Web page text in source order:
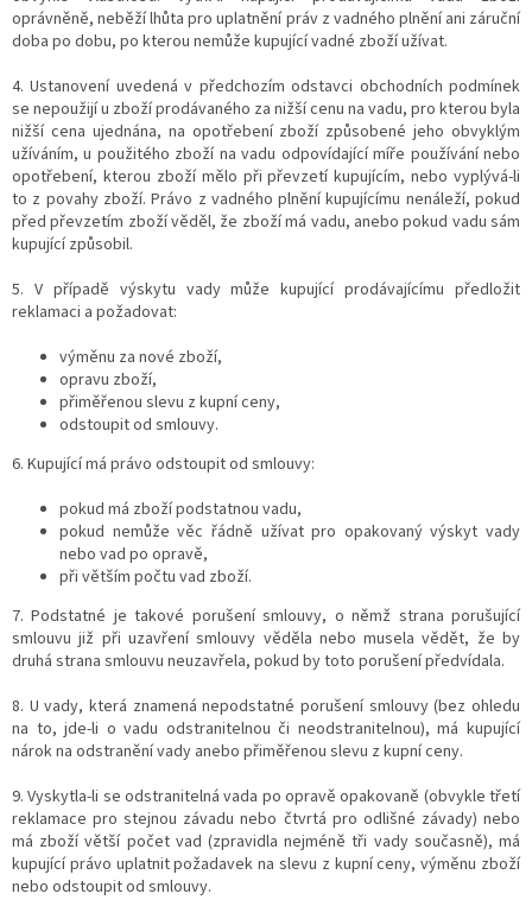
oprávněně, neběží lhůta pro uplatnění práv z vadného plnění ani záruční
doba po dobu, po kterou nemůže kupující vadné zboží užívat.
4. Ustanovení uvedená v předchozím odstavci obchodních podmínek
se nepoužijí u zboží prodávaného za nižší cenu na vadu, pro kterou byla
nižší cena ujednána, na opotřebení zboží způsobené jeho obvyklým
užíváním, u použitého zboží na vadu odpovídající míře používání nebo
opotřebení, kterou zboží mělo při převzetí kupujícím, nebo vyplývá-li
to z povahy zboží. Právo z vadného plnění kupujícímu nenáleží, pokud
před převzetím zboží věděl, že zboží má vadu, anebo pokud vadu sám
kupující způsobil.
5. V případě výskytu vady může kupující prodávajícímu předložit
reklamaci a požadovat:
výměnu za nové zboží,
opravu zboží,
přiměřenou slevu z kupní ceny,
odstoupit od smlouvy.
6. Kupující má právo odstoupit od smlouvy:
pokud má zboží podstatnou vadu,
pokud nemůže věc řádně užívat pro opakovaný výskyt vady
nebo vad po opravě,
při větším počtu vad zboží.
7. Podstatné je takové porušení smlouvy, o němž strana porušující
smlouvu již při uzavření smlouvy věděla nebo musela vědět, že by
druhá strana smlouvu neuzavřela, pokud by toto porušení předvídala.
8. U vady, která znamená nepodstatné porušení smlouvy (bez ohledu
na to, jde-li o vadu odstranitelnou či neodstranitelnou), má kupující
nárok na odstranění vady anebo přiměřenou slevu z kupní ceny.
9. Vyskytla-li se odstranitelná vada po opravě opakovaně (obvykle třetí
reklamace pro stejnou závadu nebo čtvrtá pro odlišné závady) nebo
má zboží větší počet vad (zpravidla nejméně tři vady současně), má
kupující právo uplatnit požadavek na slevu z kupní ceny, výměnu zboží
nebo odstoupit od smlouvy.